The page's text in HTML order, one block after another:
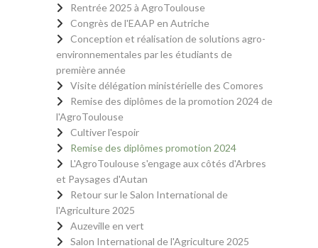
Rentrée 2025 à AgroToulouse
Congrès de l'EAAP en Autriche
Conception et réalisation de solutions agro-
environnementales par les étudiants de
première année
Visite délégation ministérielle des Comores
Remise des diplômes de la promotion 2024 de
l'AgroToulouse
Cultiver l'espoir
Remise des diplômes promotion 2024
L'AgroToulouse s'engage aux côtés d'Arbres
et Paysages d'Autan
Retour sur le Salon International de
l'Agriculture 2025
Auzeville en vert
Salon International de l'Agriculture 2025